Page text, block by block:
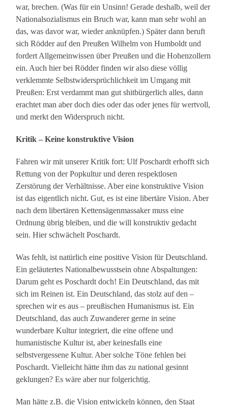
war, brechen. (Was für ein Unsinn! Gerade deshalb, weil der
Nationalsozialismus ein Bruch war, kann man sehr wohl an
das, was davor war, wieder anknüpfen.) Später dann beruft
sich Rödder auf den Preußen Wilhelm von Humboldt und
fordert Allgemeinwissen über Preußen und die Hohenzollern
ein. Auch hier bei Rödder finden wir also diese völlig
verklemmte Selbstwidersprüchlichkeit im Umgang mit
Preußen: Erst verdammt man gut shitbürgerlich alles, dann
erachtet man aber doch dies oder das oder jenes für wertvoll,
und merkt den Widerspruch nicht.
Kritik – Keine konstruktive Vision
Fahren wir mit unserer Kritik fort: Ulf Poschardt erhofft sich
Rettung von der Popkultur und deren respektlosen
Zerstörung der Verhältnisse. Aber eine konstruktive Vision
ist das eigentlich nicht. Gut, es ist eine libertäre Vision. Aber
nach dem libertären Kettensägenmassaker muss eine
Ordnung übrig bleiben, und die will konstruktiv gedacht
sein. Hier schwächelt Poschardt.
Was fehlt, ist natürlich eine positive Vision für Deutschland.
Ein geläutertes Nationalbewusstsein ohne Abspaltungen:
Darum geht es Poschardt doch! Ein Deutschland, das mit
sich im Reinen ist. Ein Deutschland, das stolz auf den –
sprechen wir es aus – preußischen Humanismus ist. Ein
Deutschland, das auch Zuwanderer gerne in seine
wunderbare Kultur integriert, die eine offene und
humanistische Kultur ist, aber keinesfalls eine
selbstvergessene Kultur. Aber solche Töne fehlen bei
Poschardt. Vielleicht hätte ihm das zu national gesinnt
geklungen? Es wäre aber nur folgerichtig.
Man hätte z.B. die Vision entwickeln können, den Staat